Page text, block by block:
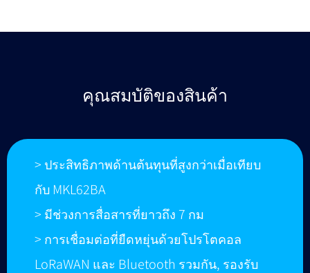
คุณสมบัติของสินค้า
> ประสิทธิภาพด้านต้นทุนที่สูงกว่าเมื่อเทียบ
กับ MKL62BA
> มีช่วงการสื่อสารที่ยาวถึง 7 กม
> การเชื่อมต่อที่ยืดหยุ่นด้วยโปรโตคอล
LoRaWAN และ Bluetooth รวมกัน, รองรับ